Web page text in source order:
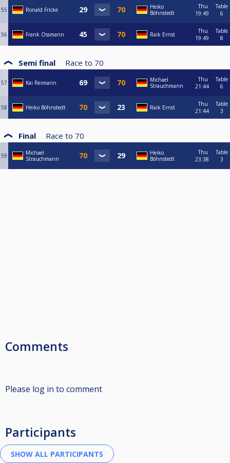
55 Ronald Fricke
Heiko
Böhnstedt
Thu
19:49
Table
6
56 Frank Ossmann Raik Ernst
Thu
19:49
Table
8
Semi final Race to 70
57 Kai Reimann
Michael
Strauchmann
Thu
21:44
Table
6
58 Heiko Böhnstedt Raik Ernst
Thu
21:44
Table
3
Final Race to 70
59
Michael
Strauchmann
Heiko
Böhnstedt
Thu
23:38
Table
3
Comments
Please log in to comment
Participants